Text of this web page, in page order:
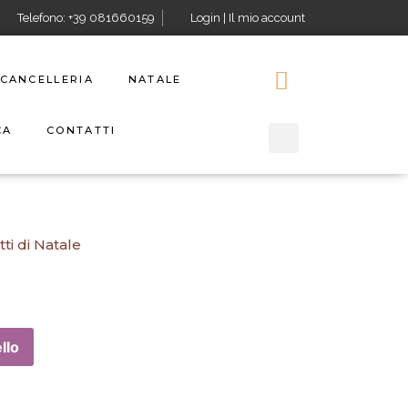
Telefono: +39 081660159 Login | Il mio account
CANCELLERIA NATALE
CONTATTI
di Natale